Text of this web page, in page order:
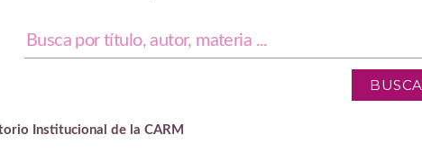
Institucional de la CARM